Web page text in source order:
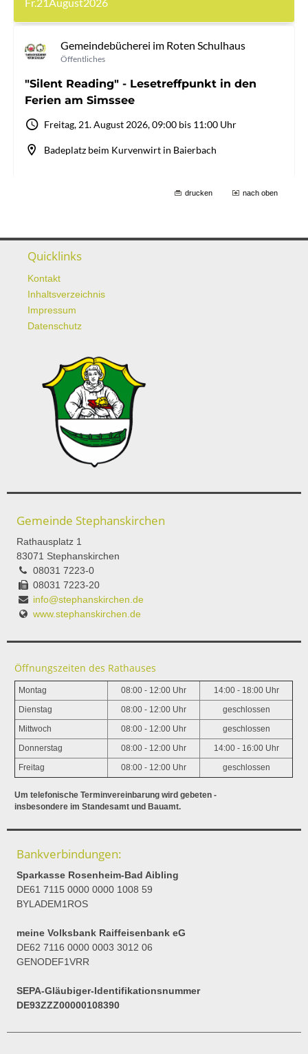
drucken nach oben
Quicklinks
Kontakt
Inhaltsverzeichnis
Impressum
Datenschutz
Gemeinde Stephanskirchen
Rathausplatz 1
83071 Stephanskirchen
08031 7223-0
08031 7223-20
info@stephanskirchen.de
www.stephanskirchen.de
Öffnungszeiten des Rathauses
Montag 08:00 - 12:00 Uhr 14:00 - 18:00 Uhr
Dienstag 08:00 - 12:00 Uhr geschlossen
Mittwoch 08:00 - 12:00 Uhr geschlossen
Donnerstag 08:00 - 12:00 Uhr 14:00 - 16:00 Uhr
Freitag 08:00 - 12:00 Uhr geschlossen
Um telefonische Terminvereinbarung wird gebeten -
insbesondere im Standesamt und Bauamt.
Bankverbindungen:
Sparkasse Rosenheim-Bad Aibling
DE61 7115 0000 0000 1008 59
BYLADEM1ROS
meine Volksbank Raiffeisenbank eG
DE62 7116 0000 0003 3012 06
GENODEF1VRR
SEPA-Gläubiger-Identifikationsnummer
DE93ZZZ00000108390